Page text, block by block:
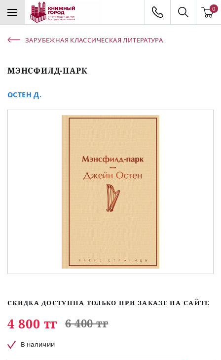
0
ЗАРУБЕЖНАЯ КЛАССИЧЕСКАЯ ЛИТЕРАТУРА
МЭНСФИЛД-ПАРК
ОСТЕН Д.
СКИДКА ДОСТУПНА ТОЛЬКО ПРИ ЗАКАЗЕ НА САЙТЕ
4 800 тг 6 400 тг
В наличии